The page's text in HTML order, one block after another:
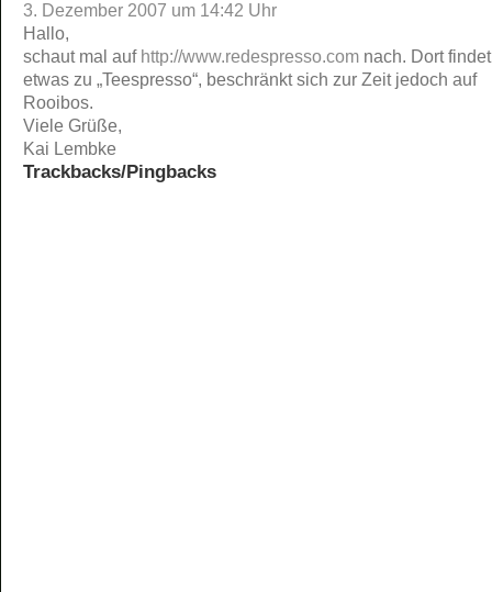
3. Dezember 2007 um 14:42 Uhr
Hallo,
schaut mal auf http://www.redespresso.com nach. Dort
etwas zu „Teespresso“, beschränkt sich zur Zeit jedoch auf
Rooibos.
Viele Grüße,
Kai Lembke
Trackbacks/Pingbacks